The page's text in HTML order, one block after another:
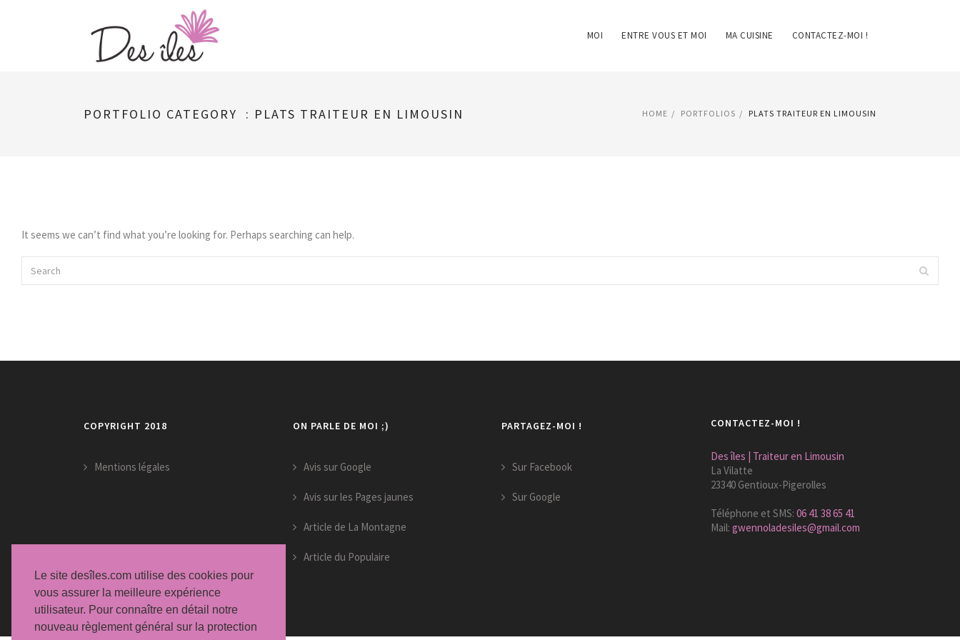
Le site desîles.com utilise des cookies pour
vous assurer la meilleure expérience
utilisateur. Pour connaître en détail notre
nouveau règlement général sur la protection
MOI ENTRE VOUS ET MOI MA CUISINE CONTACTEZ-MOI !
PORTFOLIO CATEGORY : PLATS TRAITEUR EN LIMOUSIN HOME PORTFOLIOS PLATS TRAITEUR EN LIMOUSIN
It seems we can’t find what you’re looking for. Perhaps searching can help.
for:
Search
COPYRIGHT 2018
Mentions légales
ON PARLE DE MOI ;)
Avis sur Google
Avis sur les Pages jaunes
Article de La Montagne
Article du Populaire
PARTAGEZ-MOI !
Sur Facebook
Sur Google
CONTACTEZ-MOI !
Des îles | Traiteur en Limousin
La Vilatte
23340 Gentioux-Pigerolles
Téléphone et SMS: 06 41 38 65 41
Mail: gwennoladesiles@gmail.com